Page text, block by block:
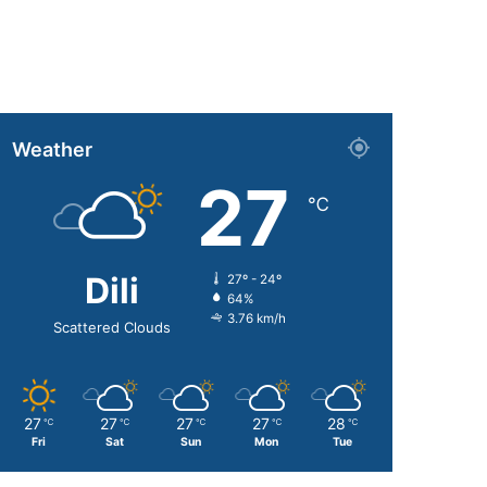
Weather
Dili
Scattered Clouds
27 ℃
27º - 24º
64%
3.76 km/h
27 ℃
Fri
27 ℃
Sat
27 ℃
Sun
27 ℃
Mon
28 ℃
Tue